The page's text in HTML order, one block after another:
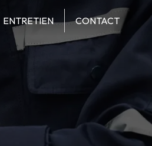
ENTRETIEN CONTACT